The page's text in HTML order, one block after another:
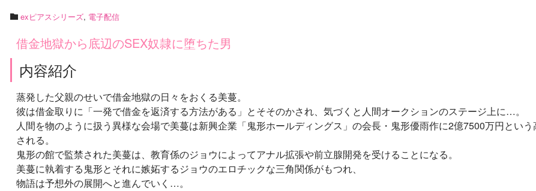
exピアスシリーズ, 電子配信
借金地獄から底辺のSEX奴隷に堕ちた男
内容紹介
蒸発した父親のせいで借金地獄の日々をおくる美蔓。
彼は借金取りに「一発で借金を返済する方法がある」とそそのかされ、気づくと人間オークションのステージ上に…。
人間を物のように扱う異様な会場で美蔓は新興企業「鬼形ホールディングス」の会長・鬼形優雨作に2億7500万円とい
される。
鬼形の館で監禁された美蔓は、教育係のジョウによってアナル拡張や前立腺開発を受けることになる。
美蔓に執着する鬼形とそれに嫉妬するジョウのエロチックな三角関係がもつれ、
物語は予想外の展開へと進んでいく…。